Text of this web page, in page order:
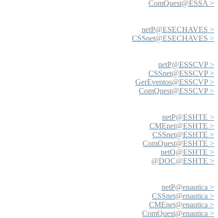
ComQuest@ESSA >
netP@ESECHAVES >
CSSnet@ESECHAVES >
netP@ESSCVP >
CSSnet@ESSCVP >
GerEventos@ESSCVP >
ComQuest@ESSCVP >
netP@ESHTE >
CMEnet@ESHTE >
CSSnet@ESHTE >
ComQuest@ESHTE >
netQ@ESHTE >
@DOC@ESHTE >
netP@enautica >
CSSnet@enautica >
CMEnet@enautica >
ComQuest@enautica >